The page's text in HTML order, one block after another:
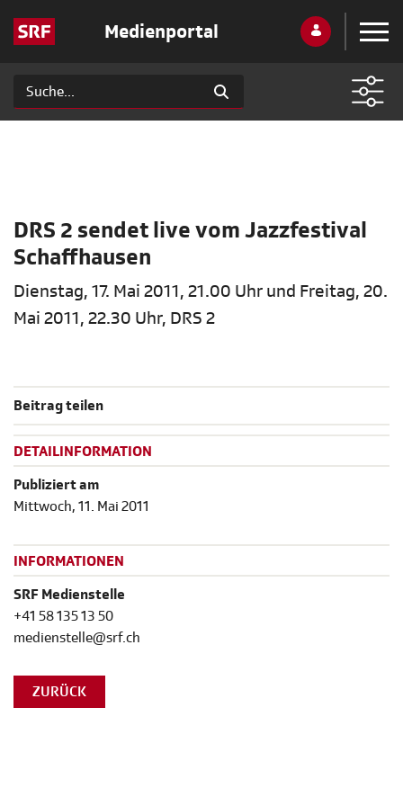
Medienportal
DRS 2 sendet live vom Jazzfestival
Schaffhausen
Dienstag, 17. Mai 2011, 21.00 Uhr und Freitag, 20.
Mai 2011, 22.30 Uhr, DRS 2
Beitrag teilen
DETAILINFORMATION
Publiziert am
Mittwoch, 11. Mai 2011
INFORMATIONEN
SRF Medienstelle
+41 58 135 13 50
medienstelle@srf.ch
ZURÜCK